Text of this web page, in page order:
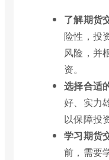
了解期货
险性，投
风险，并
资。
选择合适
好、实力
以保障投
学习期货
前，需要